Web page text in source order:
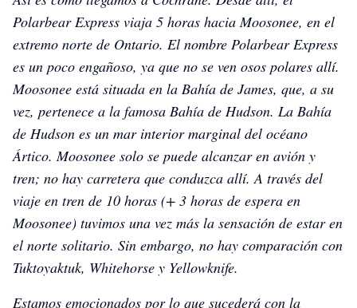
Grizzly2024
Grizzly2024
Polarbear Express viaja 5 horas hacia Moosonee, en el
extremo norte de Ontario. El nombre Polarbear Express
es un poco engañoso, ya que no se ven osos polares allí.
Moosonee está situada en la Bahía de James, que, a su
vez, pertenece a la famosa Bahía de Hudson. La Bahía
de Hudson es un mar interior marginal del océano
Ártico. Moosonee solo se puede alcanzar en avión y
tren; no hay carretera que conduzca allí. A través del
viaje en tren de 10 horas (+ 3 horas de espera en
Moosonee) tuvimos una vez más la sensación de estar en
el norte solitario. Sin embargo, no hay comparación con
Tuktoyaktuk, Whitehorse y Yellowknife.
Estamos emocionados por lo que sucederá con la
Grizzly2024